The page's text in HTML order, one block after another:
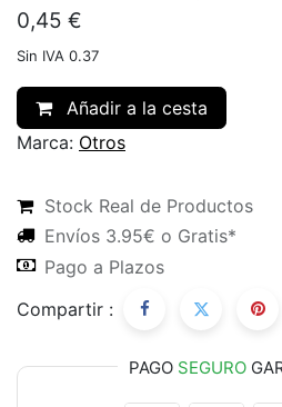
0,45 €
Sin IVA 0.37
Añadir a la cesta
Marca: Otros
Stock Real de Productos
Envíos 3.95€ o Gratis*
Pago a Plazos
Compartir :
PAGO SEGURO